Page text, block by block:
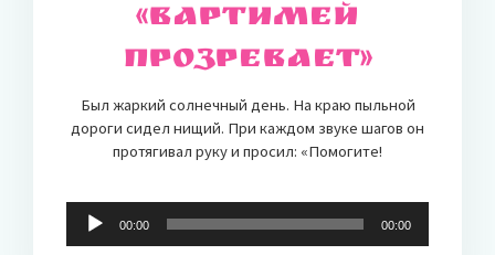
«Вартимей
прозревает»
Был жаркий солнечный день. На краю пыльной
дороги сидел нищий. При каждом звуке шагов он
протягивал руку и просил: «Помогите!
Audio-
Player
00:00 00:00